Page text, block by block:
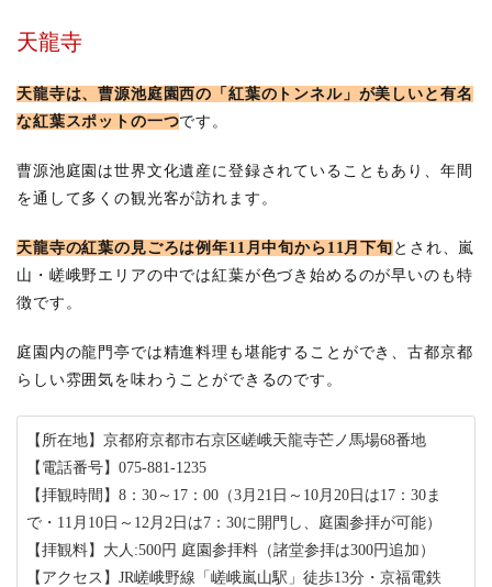
天龍寺
天龍寺は、曹源池庭園西の「紅葉のトンネル」が美しいと有名
な紅葉スポットの一つです。
曹源池庭園は世界文化遺産に登録されていることもあり、年間
を通して多くの観光客が訪れます。
天龍寺の紅葉の見ごろは例年11月中旬から11月下旬 とされ、嵐
山・嵯峨野エリアの中では紅葉が色づき始めるのが早いのも特
徴です。
庭園内の龍門亭では精進料理も堪能することができ、古都京都
らしい雰囲気を味わうことができるのです。
【所在地】京都府京都市右京区嵯峨天龍寺芒ノ馬場68番地
【電話番号】075-881-1235
【拝観時間】8：30～17：00（3月21日～10月20日は17：30ま
で・11月10日～12月2日は7：30に開門し、庭園参拝が可能）
【拝観料】大人:500円 庭園参拝料（諸堂参拝は300円追加）
【アクセス】JR嵯峨野線「嵯峨嵐山駅」徒歩13分・京福電鉄